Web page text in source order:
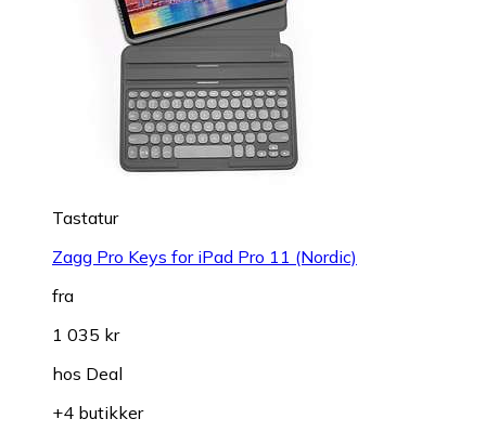
Tastatur
Zagg Pro Keys for iPad Pro 11 (Nordic)
fra
1 035 kr
hos Deal
+4 butikker